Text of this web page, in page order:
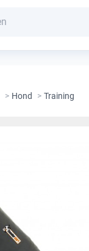
> Hond > Training